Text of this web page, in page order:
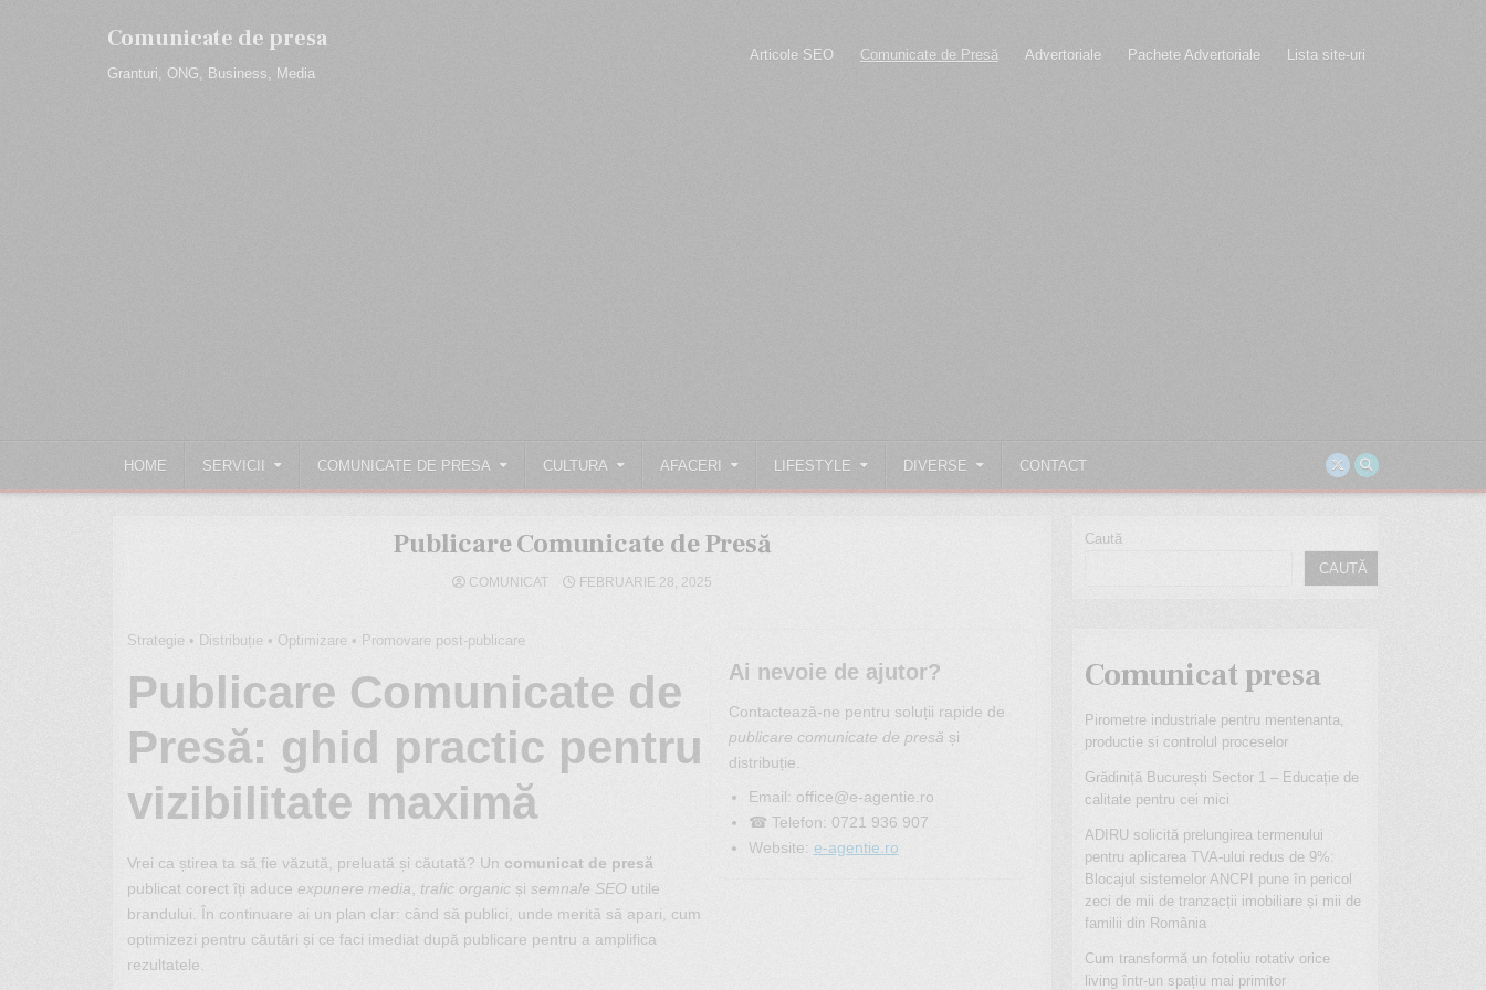
Comunicate de presa
Granturi, ONG, Business, Media
Articole SEO Comunicate de Presă Advertoriale Pachete Advertoriale Lista site-uri
HOME SERVICII COMUNICATE DE PRESA CULTURA AFACERI LIFESTYLE DIVERSE CONTACT
Publicare Comunicate de Presă
COMUNICAT FEBRUARIE 28, 2025
Strategie • Distribuție • Optimizare • Promovare post-publicare
Publicare Comunicate de
Presă: ghid practic
pentru vizibilitate
maximă
Vrei ca știrea ta să fie văzută, preluată și căutată? Uncomunicat de presă
publicat corect îți aduceexpunere media,trafic organicșisemnale SEOutile
brandului. În continuare ai un plan clar: când să publici, unde merită să
Ai nevoie de ajutor?
Contactează-ne pentru soluții rapide
depublicare comunicate de presă
distribuție.
Email:office@e-agentie.ro
☎ Telefon: 0721 936 907
Website:e-agentie.ro
Caută
CAUTĂ
Comunicat presa
Pirometre industriale pentru
mentenanta, productie si controlul
Grădiniță București Sector 1 –
ADIRU solicită prelungirea
termenului pentru aplicarea TVA-ului
redus de 9%: Blocajul sistemelor
ANCPI pune în pericol zeci de mii de
din România